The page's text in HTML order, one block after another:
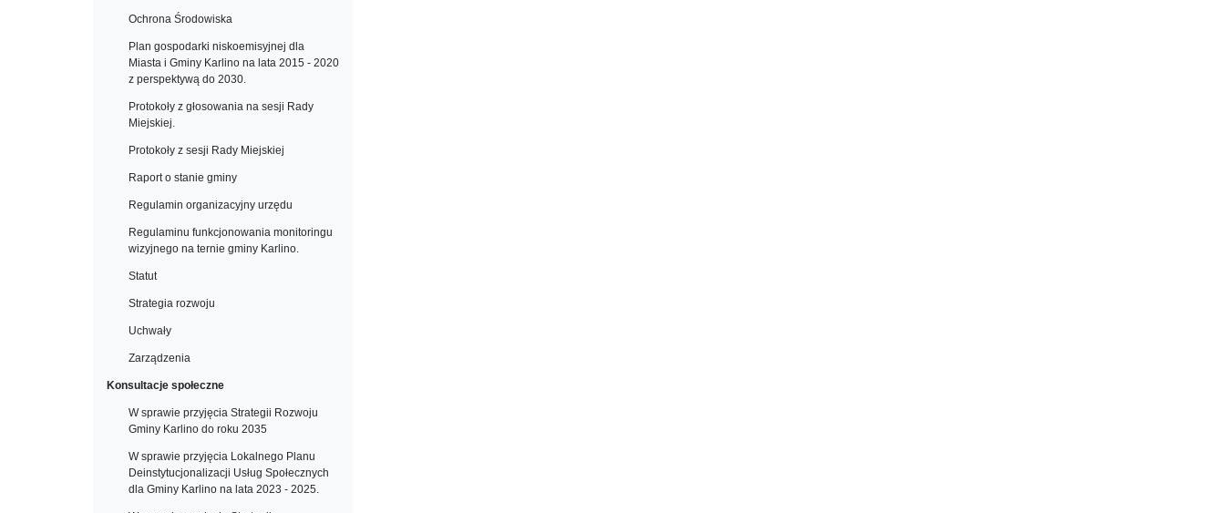
Ochrona Środowiska
Plan gospodarki niskoemisyjnej dla
Miasta i Gminy Karlino na lata 2015 - 2020
z perspektywą do 2030.
Protokoły z głosowania na sesji Rady
Miejskiej.
Protokoły z sesji Rady Miejskiej
Raport o stanie gminy
Regulamin organizacyjny urzędu
Regulaminu funkcjonowania monitoringu
wizyjnego na ternie gminy Karlino.
Statut
Strategia rozwoju
Uchwały
Zarządzenia
Konsultacje społeczne
W sprawie przyjęcia Strategii Rozwoju
Gminy Karlino do roku 2035
W sprawie przyjęcia Lokalnego Planu
Deinstytucjonalizacji Usług Społecznych
dla Gminy Karlino na lata 2023 - 2025.